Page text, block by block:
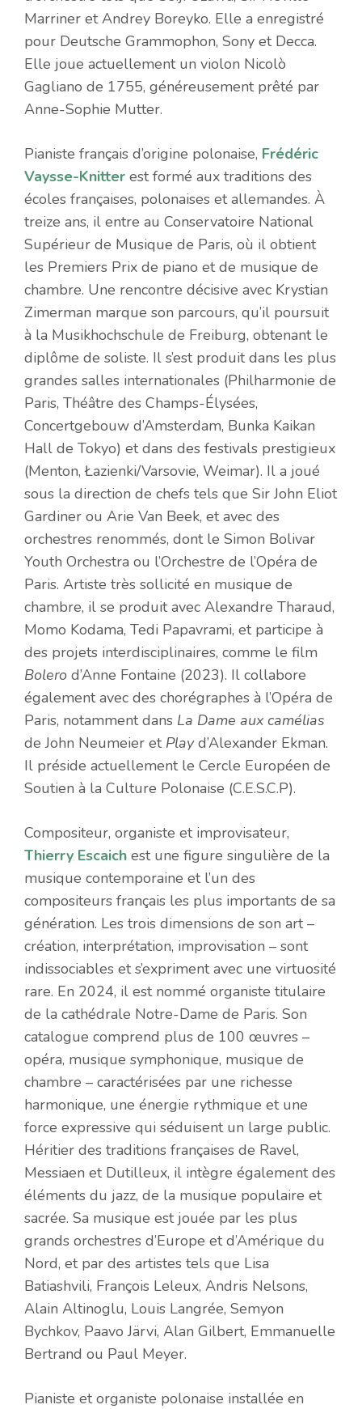
Marriner et Andrey Boreyko. Elle a enregistré
pour Deutsche Grammophon, Sony et Decca.
Elle joue actuellement un violon Nicolò
Gagliano de 1755, généreusement prêté par
Anne-Sophie Mutter.
Pianiste français d’origine polonaise, Frédéric
Vaysse-Knitter est formé aux traditions des
écoles françaises, polonaises et allemandes. À
treize ans, il entre au Conservatoire National
Supérieur de Musique de Paris, où il obtient
les Premiers Prix de piano et de musique de
chambre. Une rencontre décisive avec Krystian
Zimerman marque son parcours, qu’il poursuit
à la Musikhochschule de Freiburg, obtenant le
diplôme de soliste. Il s’est produit dans les plus
grandes salles internationales (Philharmonie de
Paris, Théâtre des Champs-Élysées,
Concertgebouw d’Amsterdam, Bunka Kaikan
Hall de Tokyo) et dans des festivals prestigieux
(Menton, Łazienki/Varsovie, Weimar). Il a joué
sous la direction de chefs tels que Sir John Eliot
Gardiner ou Arie Van Beek, et avec des
orchestres renommés, dont le Simon Bolivar
Youth Orchestra ou l’Orchestre de l’Opéra de
Paris. Artiste très sollicité en musique de
chambre, il se produit avec Alexandre Tharaud,
Momo Kodama, Tedi Papavrami, et participe à
des projets interdisciplinaires, comme le film
Bolero d’Anne Fontaine (2023). Il collabore
également avec des chorégraphes à l’Opéra de
Paris, notamment dans La Dame aux camélias
de John Neumeier et Playd’Alexander Ekman.
Il préside actuellement le Cercle Européen de
Soutien à la Culture Polonaise (C.E.S.C.P).
Compositeur, organiste et improvisateur,
Thierry Escaich est une figure singulière de la
musique contemporaine et l’un des
compositeurs français les plus importants de sa
génération. Les trois dimensions de son art –
création, interprétation, improvisation – sont
indissociables et s’expriment avec une virtuosité
rare. En 2024, il est nommé organiste titulaire
de la cathédrale Notre-Dame de Paris. Son
catalogue comprend plus de 100 œuvres –
opéra, musique symphonique, musique de
chambre – caractérisées par une richesse
harmonique, une énergie rythmique et une
force expressive qui séduisent un large public.
Héritier des traditions françaises de Ravel,
Messiaen et Dutilleux, il intègre également des
éléments du jazz, de la musique populaire et
sacrée. Sa musique est jouée par les plus
grands orchestres d’Europe et d’Amérique du
Nord, et par des artistes tels que Lisa
Batiashvili, François Leleux, Andris Nelsons,
Alain Altinoglu, Louis Langrée, Semyon
Bychkov, Paavo Järvi, Alan Gilbert, Emmanuelle
Bertrand ou Paul Meyer.
Pianiste et organiste polonaise installée en